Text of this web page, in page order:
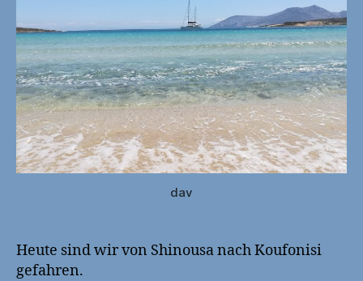
Ankern
in
der
Nordbucht
von
Koufonisi
dav
Heute sind wir von Shinousa nach Koufonisi
gefahren.